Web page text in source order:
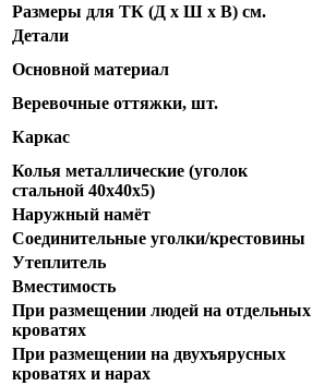
Размеры для ТК (Д х Ш х В) см.
Детали
Основной материал
Веревочные оттяжки, шт.
Каркас
Колья металлические (уголок
стальной 40х40х5)
Наружный намёт
Соединительные уголки/крестовины
Утеплитель
Вместимость
При размещении людей на отдельных
кроватях
При размещении на двухъярусных
кроватях и нарах